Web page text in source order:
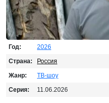
Год:
2026
Страна:
Россия
Жанр:
ТВ-шоу
Серия:
11.06.2026